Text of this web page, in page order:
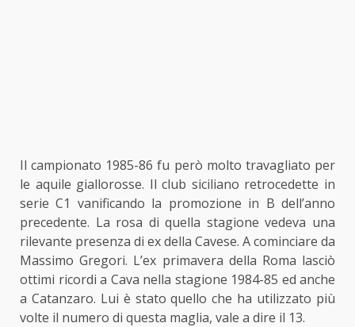
Il campionato 1985-86 fu però molto travagliato per
le aquile giallorosse. Il club siciliano retrocedette in
serie C1 vanificando la promozione in B dell’anno
precedente. La rosa di quella stagione vedeva una
rilevante presenza di ex della Cavese. A cominciare da
Massimo Gregori. L’ex primavera della Roma lasciò
ottimi ricordi a Cava nella stagione 1984-85 ed anche
a Catanzaro. Lui è stato quello che ha utilizzato più
volte il numero di questa maglia, vale a dire il 13.